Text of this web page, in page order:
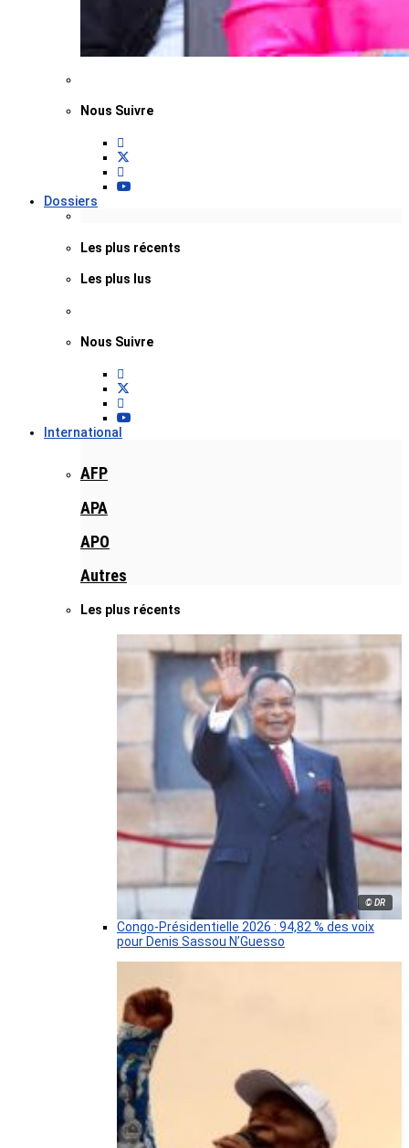
Nous Suivre
Dossiers
Les plus récents
Les plus lus
Nous Suivre
International
AFP
APA
APO
Autres
Les plus récents
© DR
Congo-Présidentielle 2026 : 94,82 % des voix
pour Denis Sassou N’Guesso